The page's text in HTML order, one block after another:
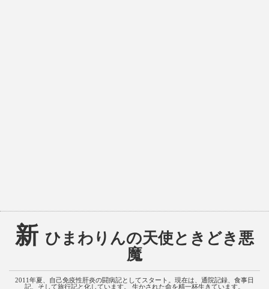
新 ひまわりんの天使ときどき悪
魔
2011年夏、自己免疫性肝炎の闘病記としてスタート。現在は、通院記録、食事日
記、そして旅行記と化しています。 生かされた命を精一杯生きています。